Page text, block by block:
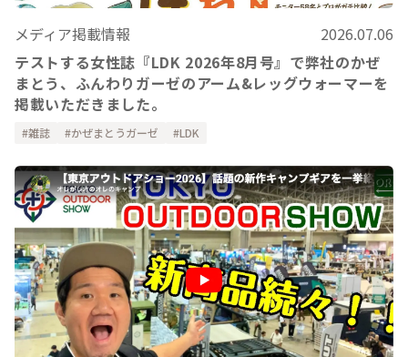
メディア掲載情報
2026.07.06
テストする女性誌『LDK 2026年8月号』で弊社のかぜ
まとう、ふんわりガーゼのアーム&レッグウォーマーを
掲載いただきました。
雑誌 かぜまとうガーゼ LDK